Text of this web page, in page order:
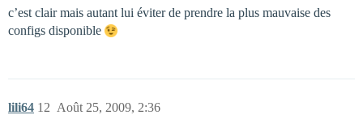
c’est clair mais autant lui éviter de prendre la plus mauvaise des
configs disponible
lili64 Août 25, 2009, 2:36
12